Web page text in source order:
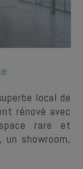
local de
rénové avec
rare et
un showroom,